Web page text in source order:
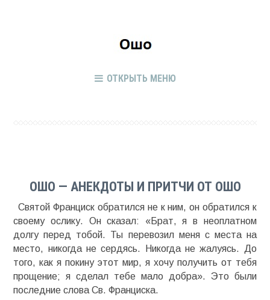
ОТКРЫТЬ МЕНЮ
ОШО — АНЕКДОТЫ И ПРИТЧИ ОТ ОШО
Святой Франциск обратился не к ним, он обратился к
своему ослику. Он сказал: «Брат, я в неоплатном
долгу перед тобой. Ты перевозил меня с места на
место, никогда не сердясь. Никогда не жалуясь. До
того, как я покину этот мир, я хочу получить от тебя
прощение; я сделал тебе мало добра». Это были
последние слова Св. Франциска.